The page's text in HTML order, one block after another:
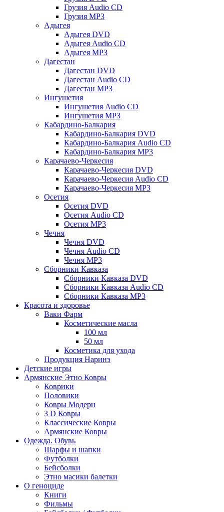
Грузия Audio CD
Грузия MP3
Адыгея
Адыгея DVD
Адыгея Audio CD
Адыгея MP3
Дагестан
Дагестан DVD
Дагестан Audio CD
Дагестан MP3
Ингушетия
Ингушетия Audio CD
Ингушетия MP3
Кабардино-Балкария
Кабардино-Балкария DVD
Кабардино-Балкария Audio CD
Кабардино-Балкария MP3
Карачаево-Черкесия
Карачаево-Черкесия DVD
Карачаево-Черкесия Audio CD
Карачаево-Черкесия MP3
Осетия
Осетия DVD
Осетия Audio CD
Осетия MP3
Чечня
Чечня DVD
Чечня Audio CD
Чечня MP3
Сборники Кавказа
Сборники Кавказа DVD
Сборники Кавказа Audio CD
Сборники Кавказа MP3
Красота и здоровье
Ваки Фарм
Косметические масла
100 мл
50 мл
Косметика для ухода
Продукция Наринэ
Детские игры
Армянские Этно Ковры
Коврики
Половики
Ковры Модерн
3 D Ковры
Классические Ковры
Армянские Ковры
Одежда. Обувь
Шарфы и шапки
Футболки
Бейсболки
Этно масики балетки
О геноциде
Книги
Фильмы